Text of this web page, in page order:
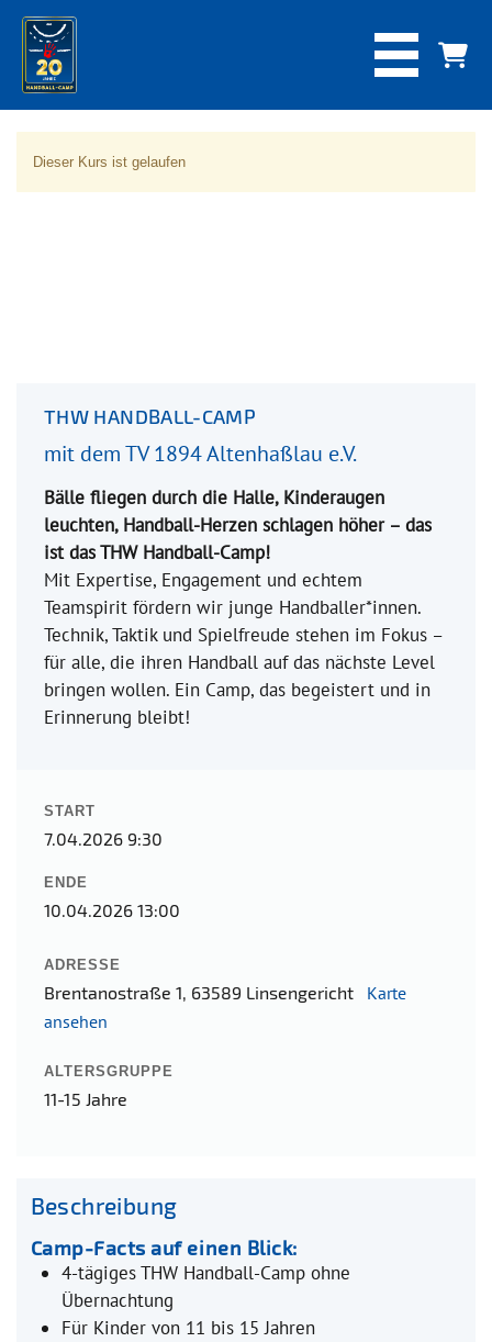
Dieser Kurs ist gelaufen
THW HANDBALL-CAMP
mit dem TV 1894 Altenhaßlau e.V.
Bälle fliegen durch die Halle, Kinderaugen
leuchten, Handball-Herzen schlagen höher – das
ist das THW Handball-Camp!
Mit Expertise, Engagement und echtem
Teamspirit fördern wir junge Handballer*innen.
Technik, Taktik und Spielfreude stehen im Fokus –
für alle, die ihren Handball auf das nächste Level
bringen wollen. Ein Camp, das begeistert und in
Erinnerung bleibt!
START
7.04.2026 9:30
ENDE
10.04.2026 13:00
ADRESSE
Brentanostraße 1, 63589 Linsengericht Karte
ansehen
ALTERSGRUPPE
11-15 Jahre
Beschreibung
Camp-Facts auf einen Blick:
4-tägiges THW Handball-Camp ohne
Übernachtung
Für Kinder von 11 bis 15 Jahren